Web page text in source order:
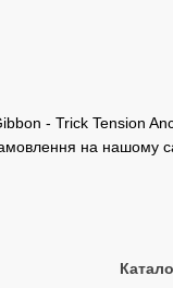
- Trick Tension
на нашому